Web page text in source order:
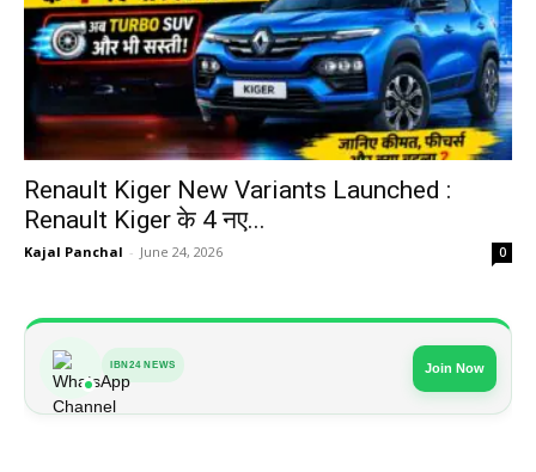
Renault Kiger New Variants Launched :
Renault Kiger के 4 नए...
Kajal Panchal - June 24, 2026 0
IBN24 NEWS Join Now